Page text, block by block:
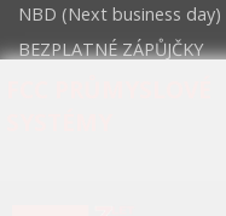
NBD (Next business day)
BEZPLATNÉ ZÁPŮJČKY